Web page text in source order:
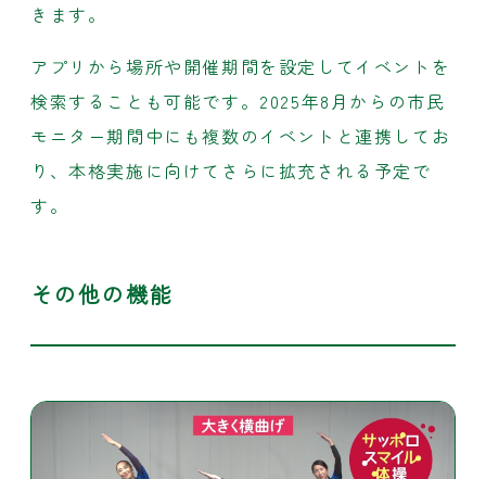
きます。
アプリから場所や開催期間を設定してイベントを
検索することも可能です。2025年8月からの市民
モニター期間中にも複数のイベントと連携してお
り、本格実施に向けてさらに拡充される予定で
す。
その他の機能